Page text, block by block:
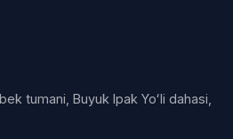
tumani, Buyuk Ipak Yoʻli dahasi,